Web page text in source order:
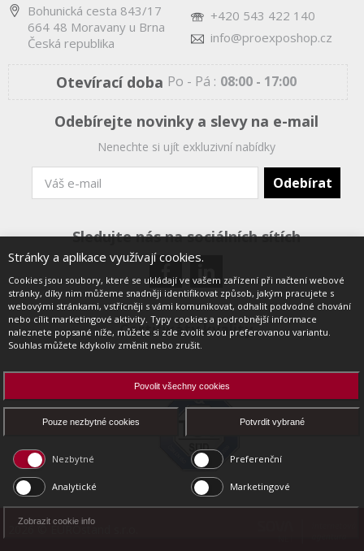
Bohunická cesta 843/17
664 48 Moravany u Brna
Česká republika
+420 543 422 140
info@proexposhop.cz
Otevírací doba Po - Pá : 08:00 - 17:00
Odebírejte novinky a slevy na e-mail
Nenechte si ujít exkluzivní nabídky
Sledujte nás na sociálních sítích
Certifikáty kvality
2026 © EUROstand s.r.o.
Stránky a aplikace využívají cookies.
Cookies jsou soubory, které se ukládají ve vašem zařízení při načtení webové
stránky, díky nim můžeme snadněji identifikovat způsob, jakým pracujete s
webovými stránkami, vstřícněji s vámi komunikovat, odhalit podvodné chování
nebo cílit marketingové aktivity. Typy cookies a podrobnější informace
naleznete popsané níže, můžete si zde zvolit svou preferovanou variantu.
Souhlas můžete kdykoliv změnit nebo zrušit.
Pouze nezbytné cookies Potvrdit vybrané
Povolit všechny cookies
Nezbytné Preferenční
Analytické Marketingové
Zobrazit cookie info